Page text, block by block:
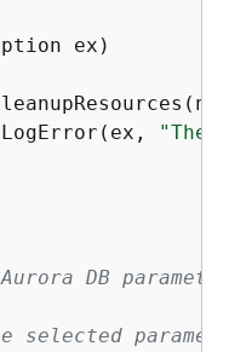
ex)
"There
Aurora DB
selected